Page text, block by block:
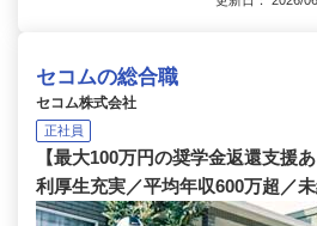
セコムの総合職
セコム株式会社
正社員
【最大100万円の奨学金返還支援
利厚生充実／平均年収600万超／